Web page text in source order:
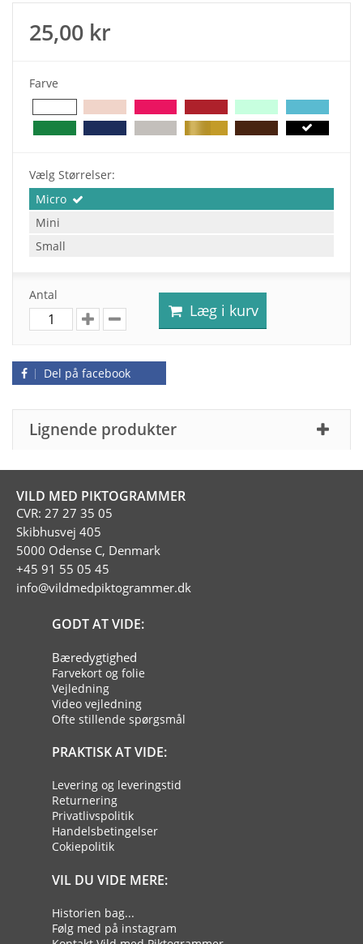
25,00 kr
Farve
Vælg Størrelser:
Micro
Mini
Small
Antal
Læg i kurv
Del på facebook
Lignende produkter
VILD MED PIKTOGRAMMER
CVR: 27 27 35 05
Skibhusvej 405
5000 Odense C, Denmark
+45 91 55 05 45
info@vildmedpiktogrammer.dk
GODT AT VIDE:
Bæredygtighed
Farvekort og folie
Vejledning
Video vejledning
Ofte stillende spørgsmål
PRAKTISK AT VIDE:
Levering og leveringstid
Returnering
Privatlivspolitik
Handelsbetingelser
Cokiepolitik
VIL DU VIDE MERE:
Historien bag...
Følg med på instagram